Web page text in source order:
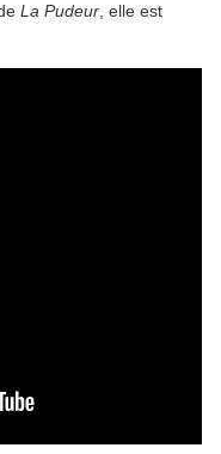
La Pudeur , elle est